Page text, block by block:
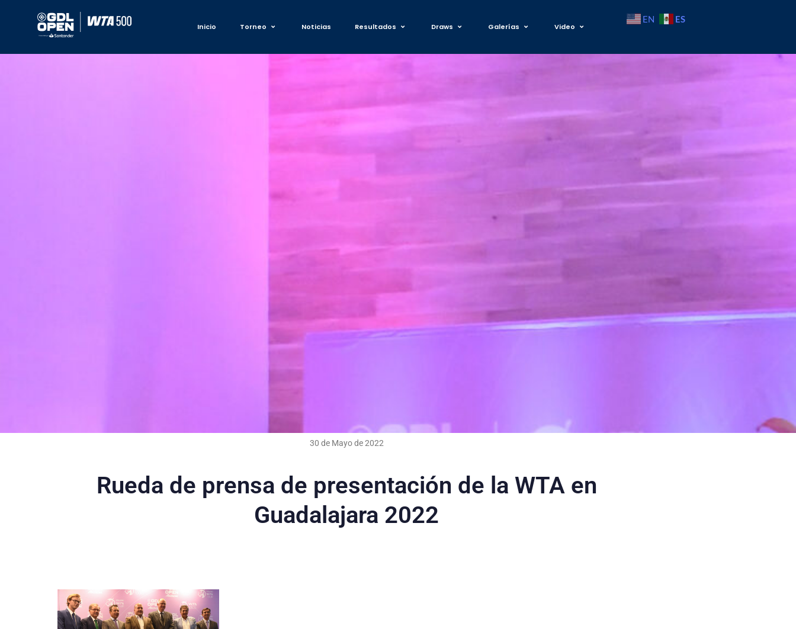
Inicio Torneo Noticias Resultados Draws Galerías Video
EN ES
30 de Mayo de 2022
Rueda de prensa de presentación de la WTA en
Guadalajara 2022